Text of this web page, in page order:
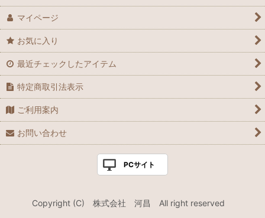
マイページ
お気に入り
最近チェックしたアイテム
特定商取引法表示
ご利用案内
お問い合わせ
PCサイト
Copyright (C) 株式会社 河昌 All right reserved